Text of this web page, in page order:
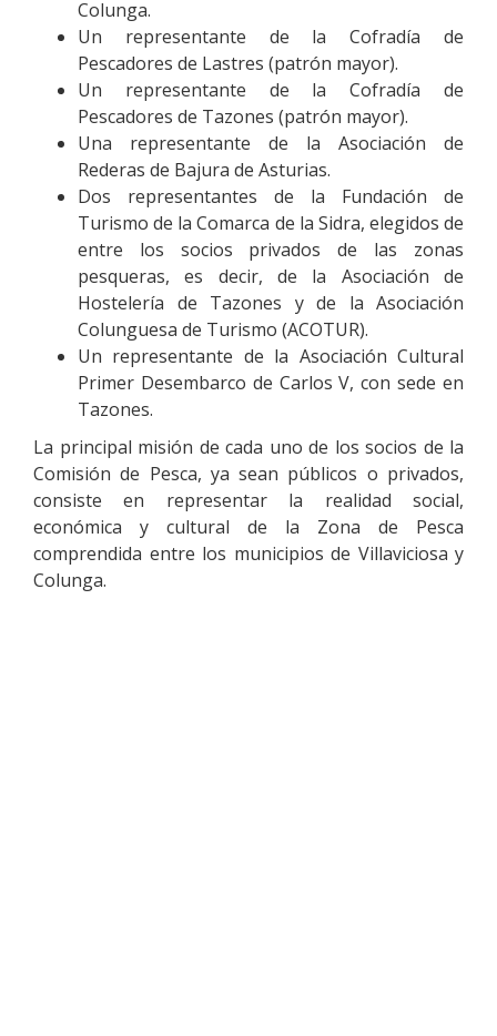
Colunga.
Un representante de la Cofradía de
Pescadores de Lastres (patrón mayor).
Un representante de la Cofradía de
Pescadores de Tazones (patrón mayor).
Una representante de la Asociación de
Rederas de Bajura de Asturias.
Dos representantes de la Fundación de
Turismo de la Comarca de la Sidra, elegidos de
entre los socios privados de las zonas
pesqueras, es decir, de la Asociación de
Hostelería de Tazones y de la Asociación
Colunguesa de Turismo (ACOTUR).
Un representante de la Asociación Cultural
Primer Desembarco de Carlos V, con sede en
Tazones.
La principal misión de cada uno de los socios de la
Comisión de Pesca, ya sean públicos o privados,
consiste en representar la realidad social,
económica y cultural de la Zona de Pesca
comprendida entre los municipios de Villaviciosa y
Colunga.